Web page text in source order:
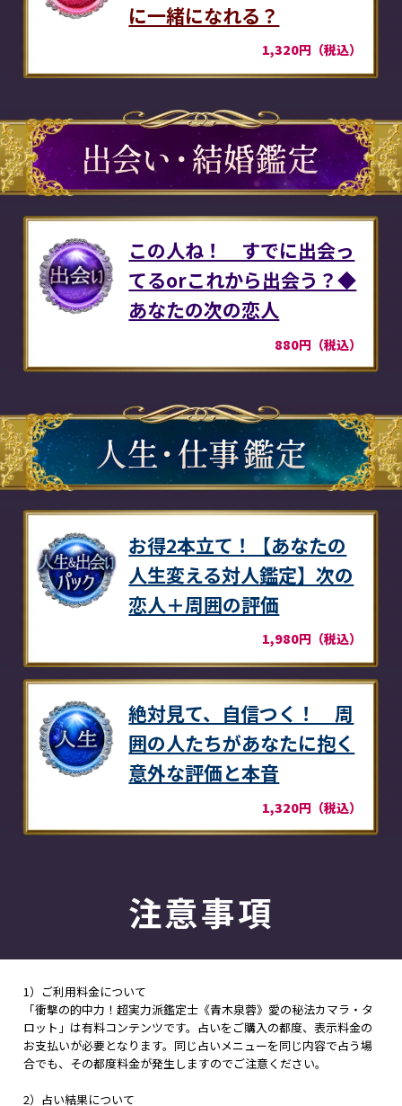
に一緒になれる？
1,320円（税込）
この人ね！ すでに出会っ
てるorこれから出会う？◆
あなたの次の恋人
880円（税込）
お得2本立て！【あなたの
人生変える対人鑑定】次の
恋人＋周囲の評価
1,980円（税込）
絶対見て、自信つく！ 周
囲の人たちがあなたに抱く
意外な評価と本音
1,320円（税込）
注意事項
1）ご利用料金について
「衝撃の的中力！超実力派鑑定士《青木泉蓉》愛の秘法カマラ・タ
ロット」は有料コンテンツです。占いをご購入の都度、表示料金の
お支払いが必要となります。同じ占いメニューを同じ内容で占う場
合でも、その都度料金が発生しますのでご注意ください。
2）占い結果について